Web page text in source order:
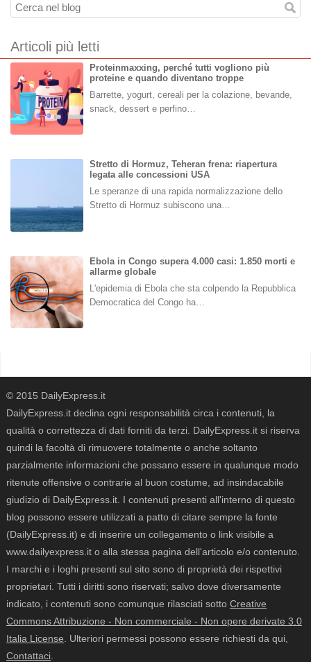
Articoli più letti
Proteinmaxxing, perché tutti vogliono più
proteine e quando diventano troppe
Barrette, yogurt, cereali per la colazione, bevande,
snack, dessert e perfino…
Stretto di Hormuz, Teheran frena: riapertura
legata alle concessioni USA
Le speranze di una rapida normalizzazione dello
Stretto di Hormuz subiscono una…
Ebola in Congo supera 4.000 casi: 1.850 morti e
allarme globale
L'epidemia di Ebola che sta colpendo la Repubblica
Democratica del Congo ha…
© 2015 DailyExpress.it
DailyExpress.it declina ogni responsabilità circa i contenuti, la
qualità o correttezza di dati forniti da terzi. DailyExpress.it si riserva
quindi la facoltà di rimuovere totalmente o anche soltanto
parzialmente informazioni che possano essere in qualunque modo
ritenute offensive o contrarie al buon costume, ad insindacabile
giudizio di DailyExpress.it. I contenuti presenti all'interno di questo
blog possono essere utilizzati a patto di citare sempre la fonte
(DailyExpress.it) e di inserire un collegamento o link visibile a
www.dailyexpress.it o alla stessa pagina dell'articolo e/o contenuto.
I marchi e i loghi presenti sul sito sono di proprietà dei rispettivi
proprietari. Tutti i diritti sono riservati; salvo dove diversamente
indicato, i contenuti sono comunque rilasciati sotto Creative
Commons Attribuzione - Non commerciale - Non opere derivate 3.0
Italia License. Ulteriori permessi possono essere richiesti da qui,
Contattaci.